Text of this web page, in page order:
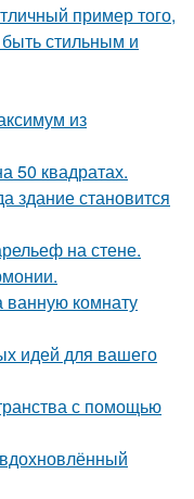
пример того,
стильным и
из
50 квадратах.
здание становится
на стене.
ванную комнату
идей для вашего
с помощью